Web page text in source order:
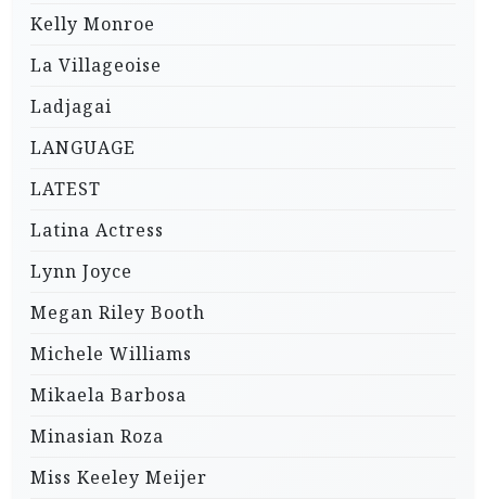
Kelly Monroe
La Villageoise
Ladjagai
LANGUAGE
LATEST
Latina Actress
Lynn Joyce
Megan Riley Booth
Michele Williams
Mikaela Barbosa
Minasian Roza
Miss Keeley Meijer